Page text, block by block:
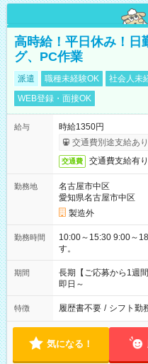
高時給！平日休み！日
グ、PC作業
派遣 職種未経験OK 社会人未
WEB登録・面接OK
給与
時給1350円
交通費別途支給あり
交通費 交通費支給有り
勤務地
名古屋市中区
愛知県名古屋市中区
製造外
勤務時間
10:00～15:30 9:00～18:00 ※表記のうち実働5時間か
す。
期間
長期【ご応募から1週
即日～
特徴 履歴書不要 / シフト勤
気になる！